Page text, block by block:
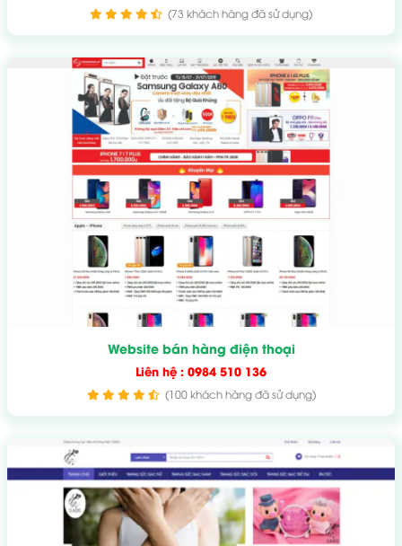
(73 khách hàng đã sử dụng)
Website bán hàng điện thoại
Liên hệ : 0984 510 136
(100 khách hàng đã sử dụng)